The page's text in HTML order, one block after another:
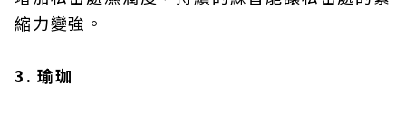
縮力變強。
3. 瑜珈